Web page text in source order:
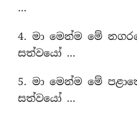
…
4. මා මෙන්ම මේ
සත්වයෝ …
5. මා මෙන්ම මේ
සත්වයෝ …